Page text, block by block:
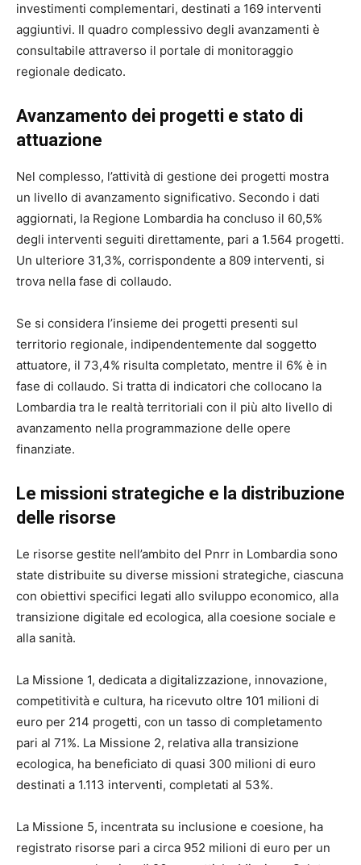
investimenti complementari, destinati a 169 interventi
aggiuntivi. Il quadro complessivo degli avanzamenti è
consultabile attraverso il portale di monitoraggio
regionale dedicato.
Avanzamento dei progetti e stato di
attuazione
Nel complesso, l’attività di gestione dei progetti mostra
un livello di avanzamento significativo. Secondo i dati
aggiornati, la Regione Lombardia ha concluso il 60,5%
degli interventi seguiti direttamente, pari a 1.564 progetti.
Un ulteriore 31,3%, corrispondente a 809 interventi, si
trova nella fase di collaudo.
Se si considera l’insieme dei progetti presenti sul
territorio regionale, indipendentemente dal soggetto
attuatore, il 73,4% risulta completato, mentre il 6% è in
fase di collaudo. Si tratta di indicatori che collocano la
Lombardia tra le realtà territoriali con il più alto livello di
avanzamento nella programmazione delle opere
finanziate.
Le missioni strategiche e la distribuzione
delle risorse
Le risorse gestite nell’ambito del Pnrr in Lombardia sono
state distribuite su diverse missioni strategiche, ciascuna
con obiettivi specifici legati allo sviluppo economico, alla
transizione digitale ed ecologica, alla coesione sociale e
alla sanità.
La Missione 1, dedicata a digitalizzazione, innovazione,
competitività e cultura, ha ricevuto oltre 101 milioni di
euro per 214 progetti, con un tasso di completamento
pari al 71%. La Missione 2, relativa alla transizione
ecologica, ha beneficiato di quasi 300 milioni di euro
destinati a 1.113 interventi, completati al 53%.
La Missione 5, incentrata su inclusione e coesione, ha
registrato risorse pari a circa 952 milioni di euro per un